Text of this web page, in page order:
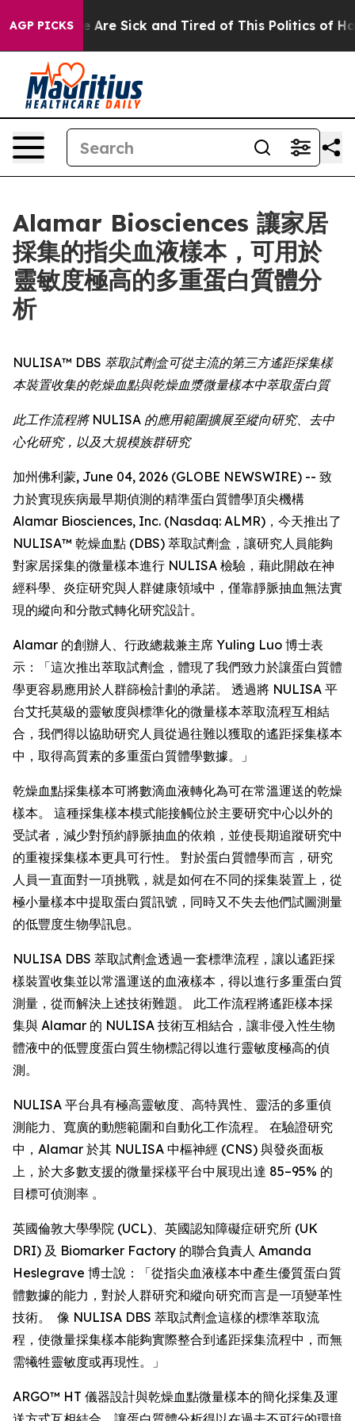
AGP PICKSAre Sick and Tired of This Politics of Hatred”
Alamar Biosciences 讓家居
採集的指尖血液樣本，可用於
靈敏度極高的多重蛋白質體分
析
NULISA™ DBS 萃取試劑盒可從主流的第三方遙距採集樣
本裝置收集的乾燥血點與乾燥血漿微量樣本中萃取蛋白質
此工作流程將 NULISA 的應用範圍擴展至縱向研究、去中
心化研究，以及大規模族群研究
加州佛利蒙, June 04, 2026 (GLOBE NEWSWIRE) -- 致
力於實現疾病最早期偵測的精準蛋白質體學頂尖機構
Alamar Biosciences, Inc. (Nasdaq: ALMR)，今天推出了
NULISA™ 乾燥血點 (DBS) 萃取試劑盒，讓研究人員能夠
對家居採集的微量樣本進行 NULISA 檢驗，藉此開啟在神
經科學、炎症研究與人群健康領域中，僅靠靜脈抽血無法實
現的縱向和分散式轉化研究設計。
Alamar 的創辦人、行政總裁兼主席 Yuling Luo 博士表
示：「這次推出萃取試劑盒，體現了我們致力於讓蛋白質體
學更容易應用於人群篩檢計劃的承諾。 透過將 NULISA 平
台艾托莫級的靈敏度與標準化的微量樣本萃取流程互相結
合，我們得以協助研究人員從過往難以獲取的遙距採集樣本
中，取得高質素的多重蛋白質體學數據。」
乾燥血點採集樣本可將數滴血液轉化為可在常溫運送的乾燥
樣本。 這種採集樣本模式能接觸位於主要研究中心以外的
受試者，減少對預約靜脈抽血的依賴，並使長期追蹤研究中
的重複採集樣本更具可行性。 對於蛋白質體學而言，研究
人員一直面對一項挑戰，就是如何在不同的採集裝置上，從
極小量樣本中提取蛋白質訊號，同時又不失去他們試圖測量
的低豐度生物學訊息。
NULISA DBS 萃取試劑盒透過一套標準流程，讓以遙距採
樣裝置收集並以常溫運送的血液樣本，得以進行多重蛋白質
測量，從而解決上述技術難題。 此工作流程將遙距樣本採
集與 Alamar 的 NULISA 技術互相結合，讓非侵入性生物
體液中的低豐度蛋白質生物標記得以進行靈敏度極高的偵
測。
NULISA 平台具有極高靈敏度、高特異性、靈活的多重偵
測能力、寬廣的動態範圍和自動化工作流程。 在驗證研究
中，Alamar 於其 NULISA 中樞神經 (CNS) 與發炎面板
上，於大多數支援的微量採樣平台中展現出達 85–95% 的
目標可偵測率 。
英國倫敦大學學院 (UCL)、英國認知障礙症研究所 (UK
DRI) 及 Biomarker Factory 的聯合負責人 Amanda
Heslegrave 博士說：「從指尖血液樣本中產生優質蛋白質
體數據的能力，對於人群研究和縱向研究而言是一項變革性
技術。 像 NULISA DBS 萃取試劑盒這樣的標準萃取流
程，使微量採集樣本能夠實際整合到遙距採集流程中，而無
需犧牲靈敏度或再現性。」
ARGO™ HT 儀器設計與乾燥血點微量樣本的簡化採集及運